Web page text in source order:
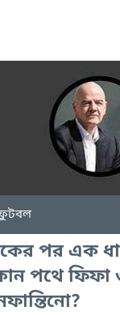
পর এক
পথে ফিফা